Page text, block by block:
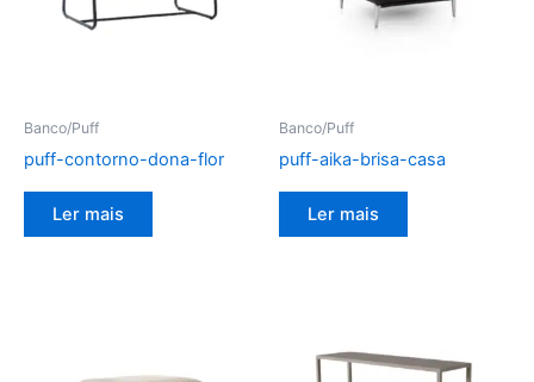
Banco/Puff
puff-contorno-dona-flor
Ler mais
Banco/Puff
puff-aika-brisa-casa
Ler mais